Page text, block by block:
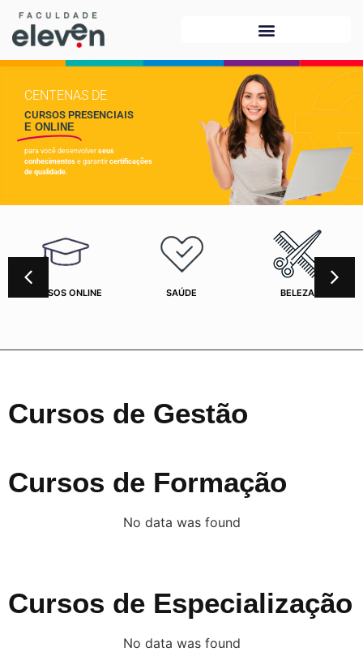
CENTENAS DE
CURSOS PRESENCIAIS
E ONLINE
para você desenvolver seus
conhecimentos e garantir certificações
de qualidade.
CURSOS ONLINE SAÚDE BELEZA
Cursos de Gestão
Cursos de Formação
No data was found
Cursos de Especialização
No data was found